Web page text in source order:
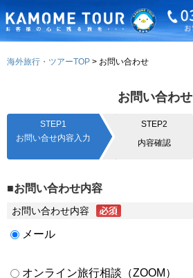
海外旅行・ツアーTOP お問い合わせ
お問い合わせ
STEP1
お問い合せ内容入力
STEP2
内容確認
■お問い合わせ内容
お問い合わせ内容
メール
オンライン旅行相談（ZOOM）